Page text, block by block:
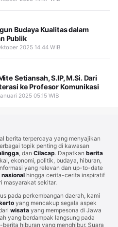
Budaya Kualitas dalam
Publik
2025 14.44 WIB
Setiansah, S.IP, M.Si. Dari
ke Profesor Komunikasi
2025 05.15 WIB
berita terpercaya yang menyajikan
topik penting di kawasan
, dan Cilacap. Dapatkan berita
ekonomi, politik, budaya, hiburan,
yang relevan dan up-to-date
hingga cerita-cerita inspiratif
masyarakat sekitar.
pada perkembangan daerah, kami
yang mencakup segala aspek
wisata yang mempesona di Jawa
yang berdampak langsung pada
hiburan yang menghibur. Suara